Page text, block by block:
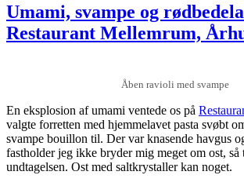
Umami, svampe og
Restaurant Mellemrum,
Åben ravioli med svampe
En eksplosion af umami ventede os på
valgte forretten med hjemmelavet pasta svøbt
svampe bouillon til. Der var knasende havgus
fastholder jeg ikke bryder mig meget om ost, så
undtagelsen. Ost med saltkrystaller kan noget.